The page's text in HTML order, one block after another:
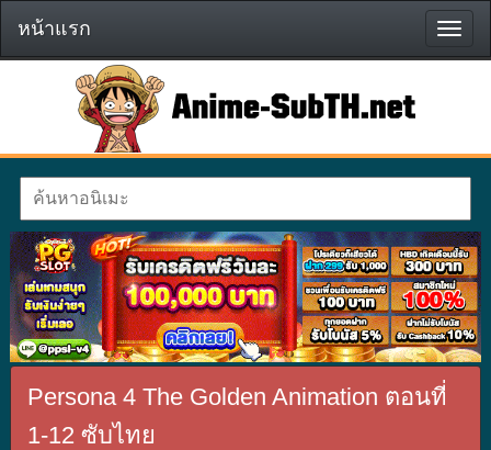
หน้า
แรก
หน้าแรก
Persona 4 The Golden Animation ตอนที่
1-12 ซับไทย